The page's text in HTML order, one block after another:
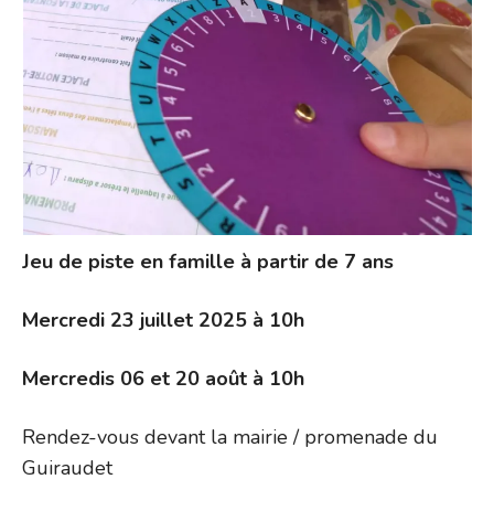
Jeu de piste en famille à partir de 7 ans
Mercredi 23 juillet 2025 à 10h
Mercredis 06 et 20 août à 10h
Rendez-vous devant la mairie / promenade du
Guiraudet